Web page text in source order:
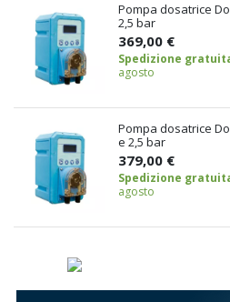
Pompa dosatrice
2,5 bar
369,00 €
Spedizione
agosto
Pompa dosatrice
e 2,5 bar
379,00 €
Spedizione
agosto